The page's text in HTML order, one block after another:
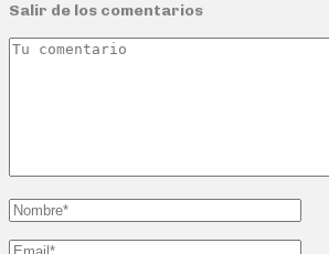
Salir de los comentarios